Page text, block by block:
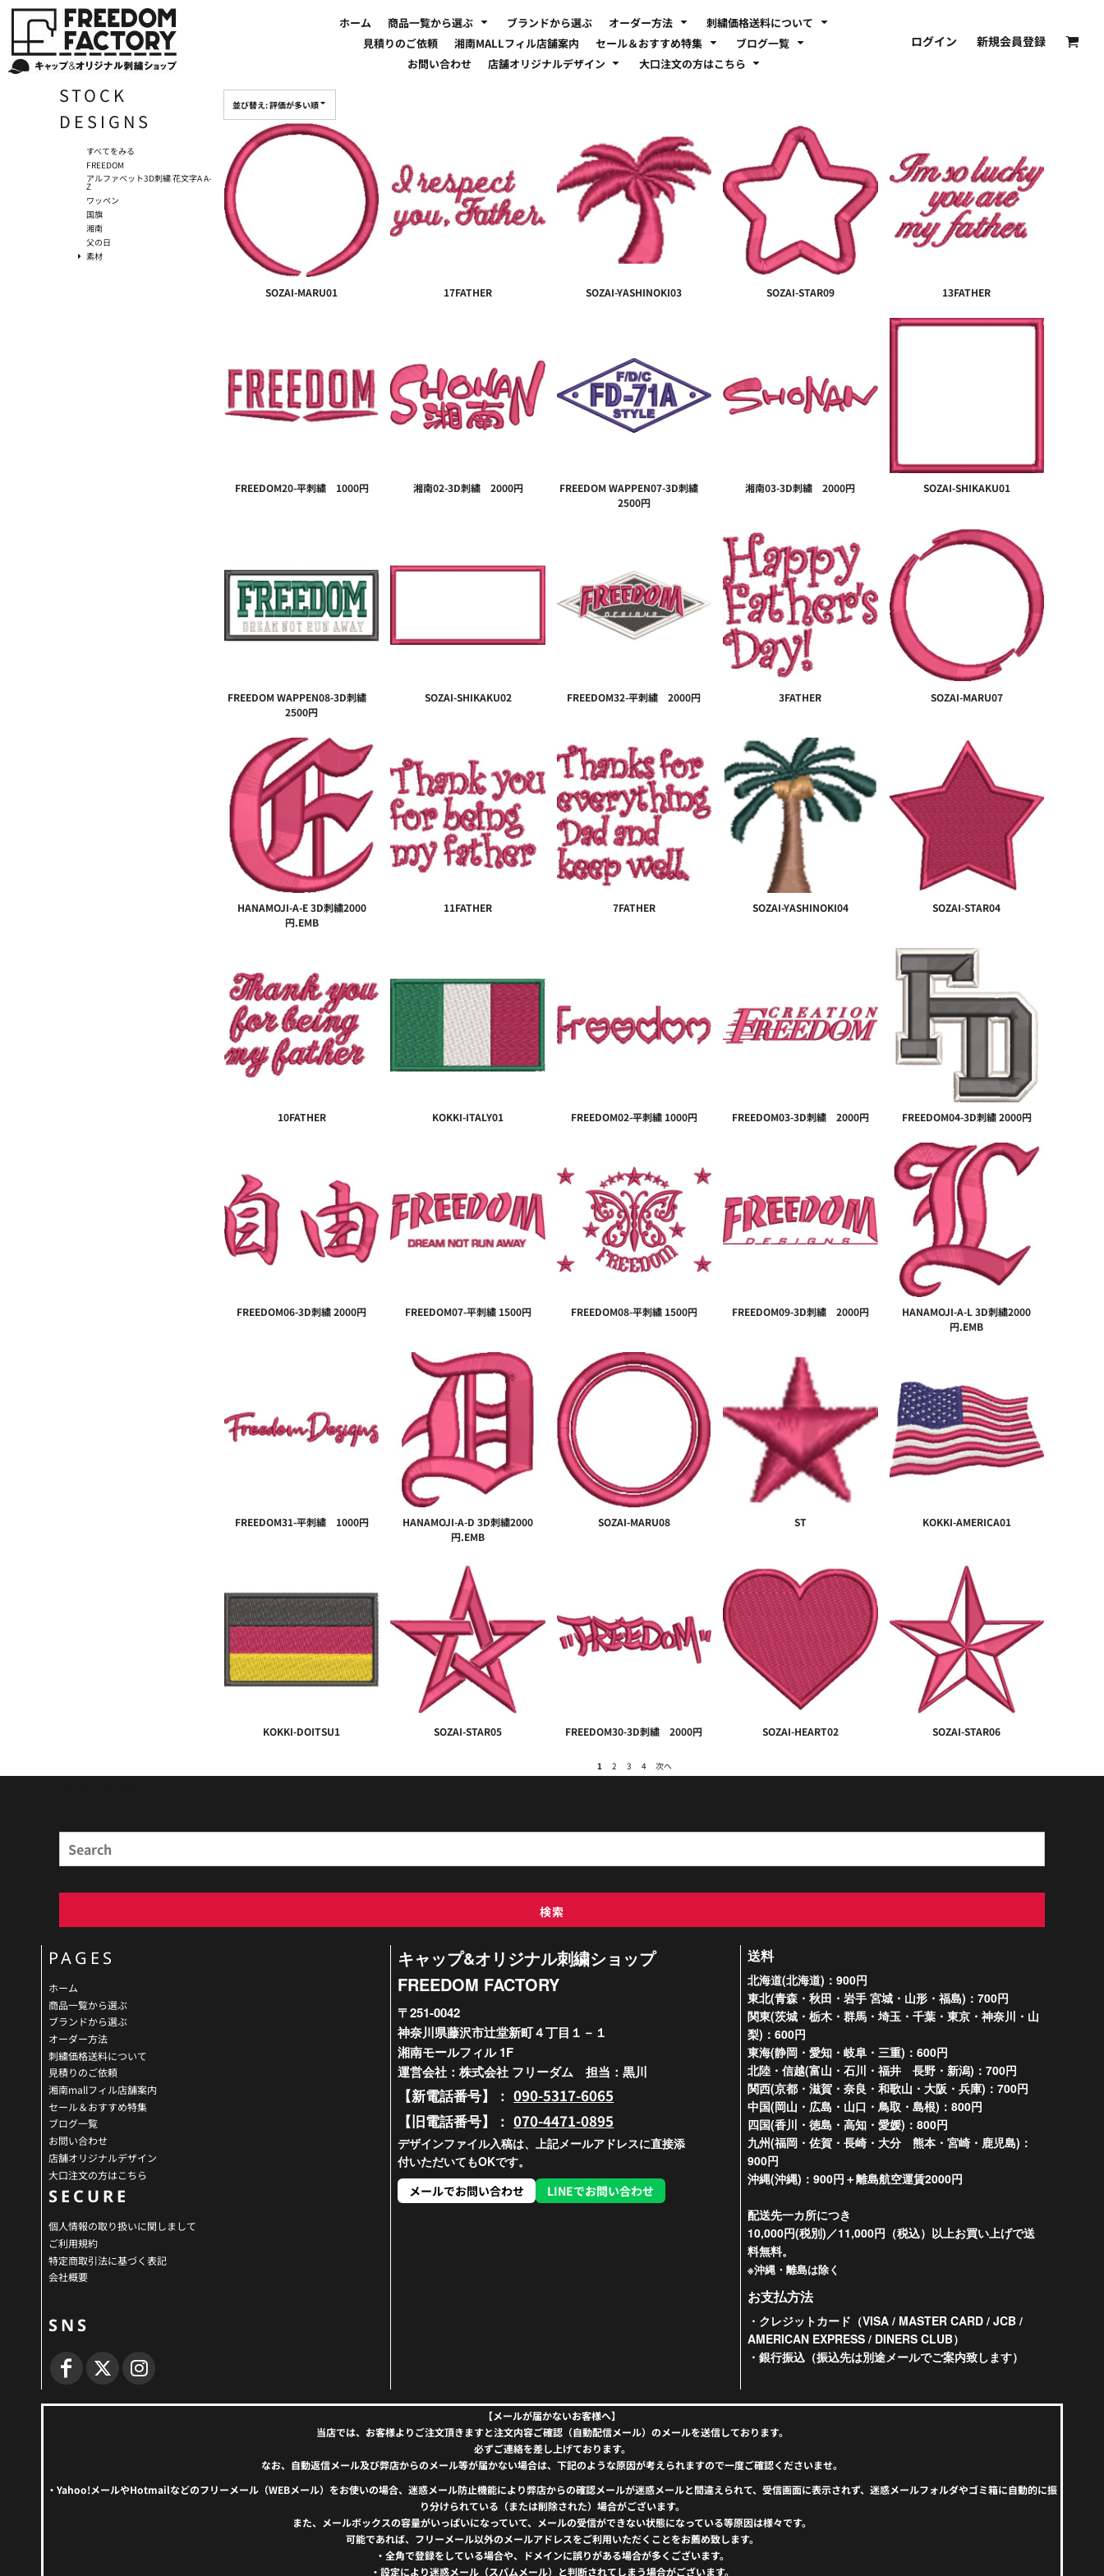
ホーム 商品一覧から選ぶ ブランドから選ぶ オーダー方法
刺繍価格送料について
見積りのご依頼
湘南MALLフィル店舗案内 セール＆おすすめ特集
ブログ一覧
お問い合わせ
店舗オリジナルデザイン 大口注文の方はこちら
ログイン 新規会員登録
STOCK
DESIGNS
すべてをみる
FREEDOM
アルファベット3D刺繍 花文字A A-
Z
ワッペン
国旗
湘南
父の日
素材
並び替え: 評価が多い順
SOZAI-MARU01 17FATHER SOZAI-YASHINOKI03 SOZAI-STAR09 13FATHER
FREEDOM20-平刺繍 1000円 湘南02-3D刺繍 2000円
FREEDOM WAPPEN07-3D刺繍
2500円
湘南03-3D刺繍 2000円 SOZAI-SHIKAKU01
FREEDOM WAPPEN08-3D刺繍
2500円
SOZAI-SHIKAKU02 FREEDOM32-平刺繍 2000円 3FATHER SOZAI-MARU07
HANAMOJI-A-E 3D刺繍2000
円.EMB
11FATHER 7FATHER SOZAI-YASHINOKI04 SOZAI-STAR04
10FATHER KOKKI-ITALY01 FREEDOM02-平刺繍 1000円 FREEDOM03-3D刺繍 2000円 FREEDOM04-3D刺繍 2000円
FREEDOM06-3D刺繍 2000円 FREEDOM07-平刺繍 1500円 FREEDOM08-平刺繍 1500円 FREEDOM09-3D刺繍 2000円
HANAMOJI-A-L 3D刺繍2000
円.EMB
FREEDOM31-平刺繍 1000円
HANAMOJI-A-D 3D刺繍2000
円.EMB
SOZAI-MARU08 ST KOKKI-AMERICA01
KOKKI-DOITSU1 SOZAI-STAR05 FREEDOM30-3D刺繍 2000円 SOZAI-HEART02 SOZAI-STAR06
1 2 3 4 次へ
検索
PAGES
ホーム
商品一覧から選ぶ
ブランドから選ぶ
オーダー方法
刺繍価格送料について
見積りのご依頼
湘南mallフィル店舗案内
セール＆おすすめ特集
ブログ一覧
お問い合わせ
店舗オリジナルデザイン
大口注文の方はこちら
SECURE
個人情報の取り扱いに関しまして
ご利用規約
特定商取引法に基づく表記
会社概要
SNS
キャップ&オリジナル刺繍ショップ
FREEDOM FACTORY
〒251-0042
神奈川県藤沢市辻堂新町４丁目１－１
湘南モールフィル 1F
運営会社：株式会社 フリーダム 担当：黒川
【新電話番号】：090-5317-6065
【旧電話番号】：070-4471-0895
デザインファイル入稿は、上記メールアドレスに直接添
付いただいてもOKです。
メールでお問い合わせ
LINEでお問い合わせ
送料
北海道(北海道)：900円
東北(青森・秋田・岩手 宮城・山形・福島)：700円
関東(茨城・栃木・群馬・埼玉・千葉・東京・神奈川・山
梨)：600円
東海(静岡・愛知・岐阜・三重)：600円
北陸・信越(富山・石川・福井 長野・新潟)：700円
関西(京都・滋賀・奈良・和歌山・大阪・兵庫)：700円
中国(岡山・広島・山口・鳥取・島根)：800円
四国(香川・徳島・高知・愛媛)：800円
九州(福岡・佐賀・長崎・大分 熊本・宮崎・鹿児島)：
900円
沖縄(沖縄)：900円＋離島航空運賃2000円
配送先一カ所につき
10,000円(税別)／11,000円（税込）以上お買い上げで送
料無料。
※沖縄・離島は除く
お支払方法
・クレジットカード（VISA / MASTER CARD / JCB /
AMERICAN EXPRESS / DINERS CLUB）
・銀行振込（振込先は別途メールでご案内致します）
【メールが届かないお客様へ】
当店では、お客様よりご注文頂きますと注文内容ご確認（自動配信メール）のメールを送信しております。
必ずご連絡を差し上げております。
なお、自動返信メール及び弊店からのメール等が届かない場合は、下記のような原因が考えられますので一度ご確認くださいませ。
・Yahoo!メールやHotmailなどのフリーメール（WEBメール）をお使いの場合、迷惑メール防止機能により弊店からの確認メールが迷惑メールと間違えられて、受信画面に表示されず、迷惑メールフォルダやゴミ箱に自動的に振
り分けられている（または削除された）場合がございます。
また、メールボックスの容量がいっぱいになっていて、メールの受信ができない状態になっている等原因は様々です。
可能であれば、フリーメール以外のメールアドレスをご利用いただくことをお薦め致します。
・全角で登録をしている場合や、ドメインに誤りがある場合が多くございます。
・設定により迷惑メール（スパムメール）と判断されてしまう場合がございます。
ホーム
商品一覧から選ぶ
商品一覧から選ぶ
オーダー方法
オーダー方法
刺繍価格送料について
刺繍価格送料について
見積りのご依頼
湘南MALLフィル店舗案内
セール＆おすすめ特集
セール＆おすすめ特集
新着おすすめ商品
セール
NEW ERA BLANK CAP(ニューエラ 無地キャップ）
FLEXFIT/YUPOONG（フレックスフィット/ユーポン 無地キャップ）
その他ブランドブランク無地キャップ
イベント向け低価格商品ミニマム10個以上の発注
アパレル・バッグブランド
NEW ERA ニューエラライセンス
47BLAND-MLB(フォーティセブン MLB）
オリジナル刺繍をオーダー
文字でデザインする場合
お客様のデザインをアップロードする場合
ネットで購入した方で再注文したい方へ
Q&A 質問と回答参考事例
ショップにお任せの方
店舗で購入の方で初めてネット注文する方へ
【帽子】刺繍価格について
【アパレル】刺繍価格について
送料について
オリジナル刺繍製作事例
オリジナル刺繍価格参考事例
バッグやTシャツにも刺繍可能
59FIFTYとは?
ユーポン/フレックスフィットとは
ユナイテッドアスレ取り扱い開始!
キャラクターワッペン販売中!
オリジナルワッペンデザインを制作いたします!
商品紹介・新着情報
刺繍・デザインの知識
刺繍ミシン・設備紹介
帽子のメンテナンス他
FREEDOM
アルファベット3D刺繍 花文字A A-Z
ワッペン
湘南
父の日
素材
法人・企業向け商品特集
イベント・販促向け商品特集
学校・部活向け商品特集
デフォルト
新着順
評価が多い順
名前